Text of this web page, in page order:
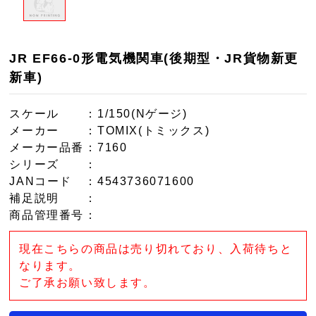
JR EF66-0形電気機関車(後期型・JR貨物新更
新車)
スケール
：1/150(Nゲージ)
メーカー
：TOMIX(トミックス)
メーカー品番
：7160
シリーズ
：
JANコード
：4543736071600
補足説明
：
商品管理番号 ：
現在こちらの商品は売り切れており、入荷待ちと
なります。
ご了承お願い致します。